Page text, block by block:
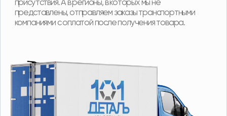
При покупке детали вы можете получить скидку
от 2000р до 8000р за сдачу вашего Б/У
агрегата.